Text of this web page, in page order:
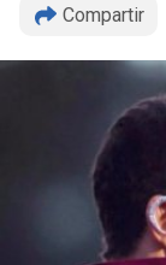
Compartir